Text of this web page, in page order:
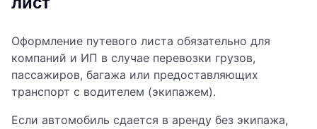
Оформление путевого листа обязательно для
компаний и ИП в случае перевозки грузов,
пассажиров, багажа или предоставляющих
транспорт с водителем (экипажем).
Если автомобиль сдается в аренду без экипажа,